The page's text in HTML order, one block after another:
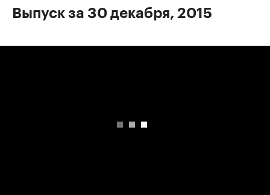
Выпуск за 30 декабря, 2015